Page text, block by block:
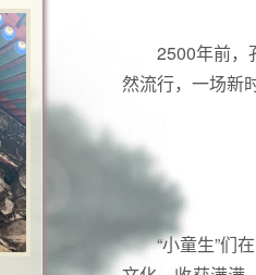
2500年前，
然流行，一场新
“小童生”们